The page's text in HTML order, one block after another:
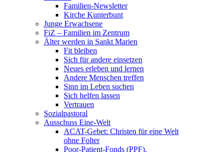
Familien-Newsletter
Kirche Kunterbunt
Junge Erwachsene
FiZ – Familien im Zentrum
Älter werden in Sankt Marien
Fit bleiben
Sich für andere einsetzen
Neues erleben und lernen
Andere Menschen treffen
Sinn im Leben suchen
Sich helfen lassen
Vertrauen
Sozialpastoral
Ausschuss Eine-Welt
ACAT-Gebet: Christen für eine Welt
ohne Folter
Poor-Patient-Fonds (PPF),